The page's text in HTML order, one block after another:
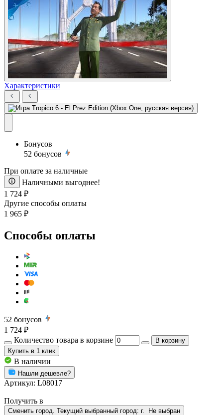
Характеристики
Бонусов
52 бонусов
При оплате за наличные
Наличными выгоднее!
1 724 ₽
Другие способы оплаты
1 965 ₽
Способы оплаты
52 бонусов
1 724 ₽
Количество товара в корзине
В корзину
Купить в 1 клик
В наличии
Нашли дешевле?
Артикул: L08017
Получить в
Сменить город. Текущий выбранный город: г.
Не выбран